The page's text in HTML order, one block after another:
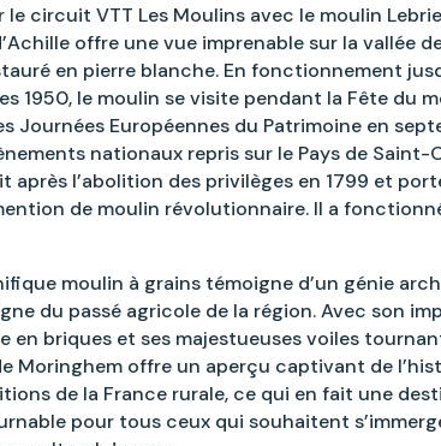
le circuit VTT Les Moulins avec le moulin
offre une vue imprenable sur la vallée
en pierre blanche. En fonctionnement
1950, le moulin se visite pendant la Fête du
Journées Européennes du Patrimoine en
nationaux repris sur le Pays de Saint-
après l’abolition des privilèges en 1799 et
de moulin révolutionnaire. Il a
moulin à grains témoigne d’un génie
du passé agricole de la région. Avec son
en briques et ses majestueuses voiles
Moringhem offre un aperçu captivant de
de la France rurale, ce qui en fait une
pour tous ceux qui souhaitent